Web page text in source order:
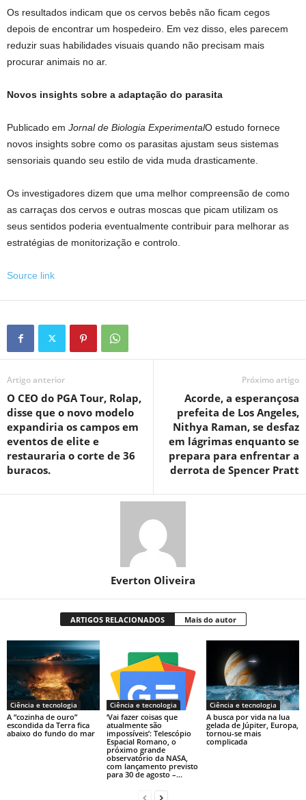
Os resultados indicam que os cervos bebês não ficam cegos
depois de encontrar um hospedeiro. Em vez disso, eles parecem
reduzir suas habilidades visuais quando não precisam mais
procurar animais no ar.
Novos insights sobre a adaptação do parasita
Publicado em Jornal de Biologia ExperimentalO estudo fornece
novos insights sobre como os parasitas ajustam seus sistemas
sensoriais quando seu estilo de vida muda drasticamente.
Os investigadores dizem que uma melhor compreensão de como
as carraças dos cervos e outras moscas que picam utilizam os
seus sentidos poderia eventualmente contribuir para melhorar as
estratégias de monitorização e controlo.
Source link
Artigo anterior
O CEO do PGA Tour, Rolap,
disse que o novo modelo
expandiria os campos em
eventos de elite e
restauraria o corte de 36
buracos.
Próximo artigo
Acorde, a esperançosa
prefeita de Los Angeles,
Nithya Raman, se desfaz
em lágrimas enquanto se
prepara para enfrentar a
derrota de Spencer Pratt
Everton Oliveira
ARTIGOS RELACIONADOS Mais do autor
Ciência e tecnologia
A “cozinha de ouro”
escondida da Terra fica
abaixo do fundo do mar
Ciência e tecnologia
‘Vai fazer coisas que
atualmente são
impossíveis’: Telescópio
Espacial Romano, o
próximo grande
observatório da NASA,
com lançamento previsto
para 30 de agosto –...
Ciência e tecnologia
A busca por vida na lua
gelada de Júpiter, Europa,
tornou-se mais
complicada